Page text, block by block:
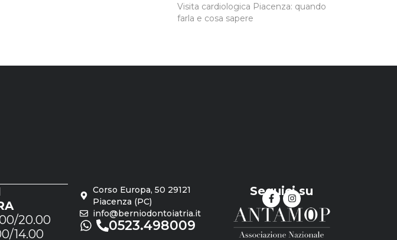
Visita cardiologica Piacenza: quando
farla e cosa sapere
20.00
14.00
Corso Europa, 50 29121
Piacenza (PC)
info@berniodontoiatria.it
0523.498009
Seguici su